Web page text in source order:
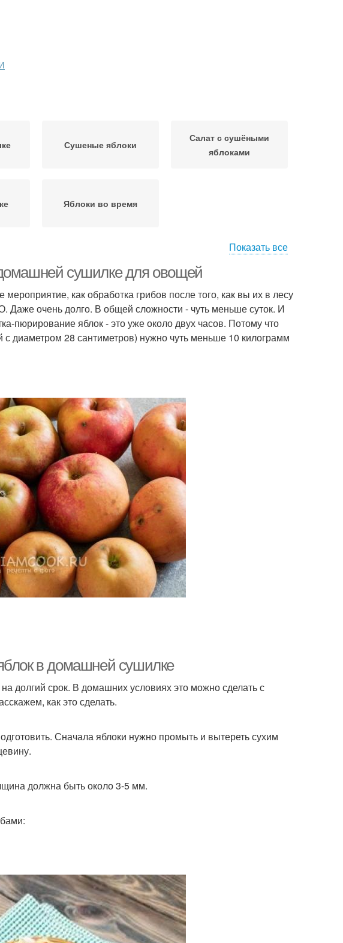
Сушеные яблоки
Салат с сушёными
яблоками
Яблоки во время
Показать все
сушилке для овощей
как обработка грибов после того, как вы их в лесу
очень долго. В общей сложности - чуть меньше суток. И
пюрирование яблок - это уже около двух часов. Потому что
с диаметром 28 сантиметров) нужно чуть меньше 10 килограмм
в домашней сушилке
долгий срок. В домашних условиях это можно сделать с
как это сделать.
Сначала яблоки нужно промыть и вытереть сухим
должна быть около 3-5 мм.